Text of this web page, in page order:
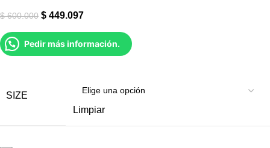
$600.000 $ 449.097
Pedir más información.
SIZE
Limpiar